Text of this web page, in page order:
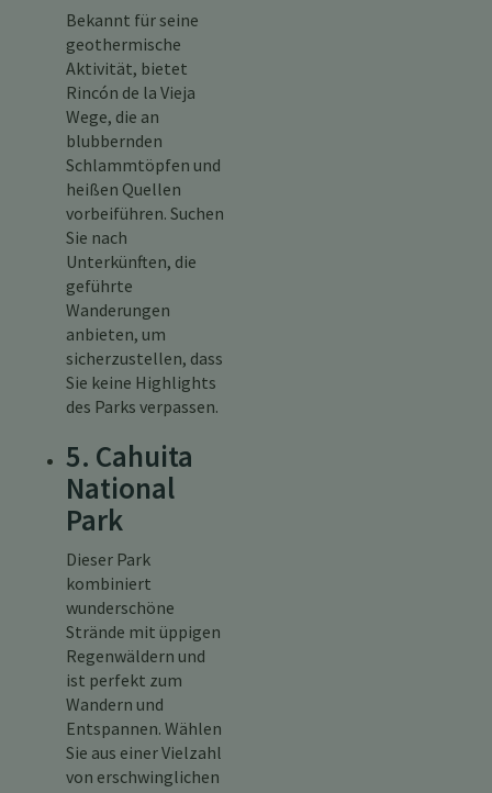
Bekannt für seine
geothermische
Aktivität, bietet
Rincón de la Vieja
Wege, die an
blubbernden
Schlammtöpfen und
heißen Quellen
vorbeiführen. Suchen
Sie nach
Unterkünften, die
geführte
Wanderungen
anbieten, um
sicherzustellen, dass
Sie keine Highlights
des Parks verpassen.
5. Cahuita
National
Park
Dieser Park
kombiniert
wunderschöne
Strände mit üppigen
Regenwäldern und
ist perfekt zum
Wandern und
Entspannen. Wählen
Sie aus einer Vielzahl
von erschwinglichen